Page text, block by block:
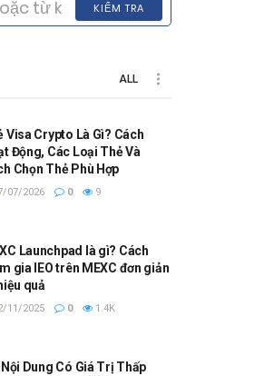
KIỂM TRA
ALL
Visa Crypto Là Gì? Cách
Động, Các Loại Thẻ Và
Chọn Thẻ Phù Hợp
07/2026 0 9
Launchpad là gì? Cách
gia IEO trên MEXC đơn giản
quả
11/2025 0 1.4K
Nội Dung Có Giá Trị Thấp